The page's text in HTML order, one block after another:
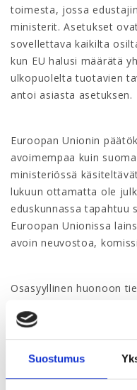
Suostumus
toimesta, jossa
ministerit. Asetukset
sovellettava kaikilta
kun EU halusi määrätä
ulkopuolelta tuotavien
antoi asiasta asetuksen.
Euroopan Unionin
avoimempaa kuin
ministeriössä
lukuun ottamatta ole
eduskunnassa tapahtuu
Euroopan Unionissa
avoin neuvostoa,
Osasyyllinen huonoon
akkreditoitua
että esimerkiksi
Brysselissä kolme.